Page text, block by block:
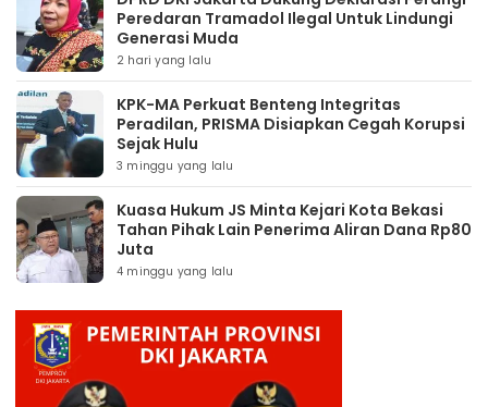
Peredaran Tramadol Ilegal Untuk Lindungi
Generasi Muda
2 hari yang lalu
KPK-MA Perkuat Benteng Integritas
Peradilan, PRISMA Disiapkan Cegah Korupsi
Sejak Hulu
3 minggu yang lalu
Kuasa Hukum JS Minta Kejari Kota Bekasi
Tahan Pihak Lain Penerima Aliran Dana Rp80
Juta
4 minggu yang lalu